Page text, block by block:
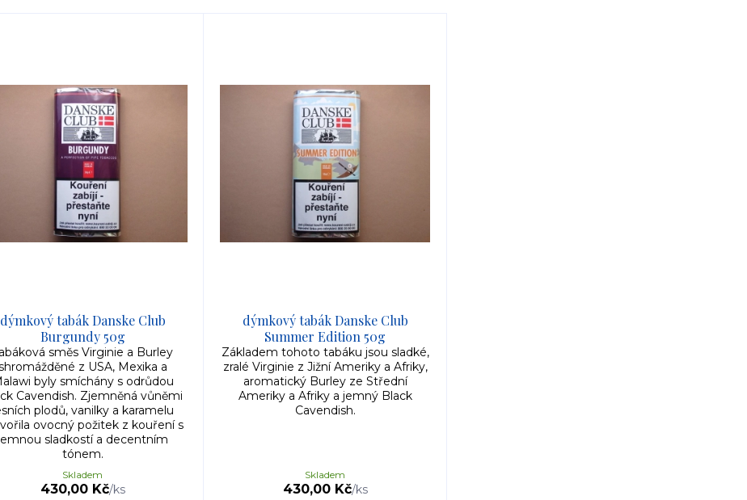
dýmkový tabák Danske Club
Burgundy 50g
směs Virginie a Burley
z USA, Mexika a
byly smíchány s odrůdou
Cavendish. Zjemněná vůněmi
plodů, vanilky a karamelu
ovocný požitek z kouření s
sladkostí a decentním
tónem.
430,00 Kč/ks
Skladem
dýmkový tabák Danske Club
Summer Edition 50g
Základem tohoto tabáku jsou sladké,
zralé Virginie z Jižní Ameriky a Afriky,
aromatický Burley ze Střední
Ameriky a Afriky a jemný Black
Cavendish.
430,00 Kč/ks
Skladem